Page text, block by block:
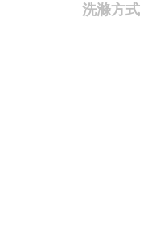
洗滌方式